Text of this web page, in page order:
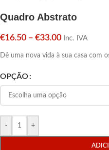
Quadro Abstrato
€16.50 – €33.00 Inc. IVA
Dê uma nova vida à sua casa com
OPÇÃO
- +